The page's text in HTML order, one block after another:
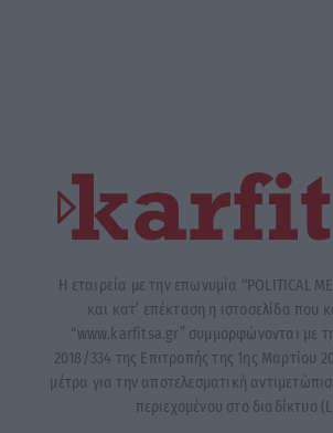
Η εταιρεία με την επωνυμία “POLITICAL
και κατ’ επέκταση η ιστοσελίδα που
“www.karfitsa.gr” συμμορφώνονται με
2018/334 της Επιτροπής της 1ης Μαρτίου
μέτρα για την αποτελεσματική
περιεχομένου στο διαδίκτυο